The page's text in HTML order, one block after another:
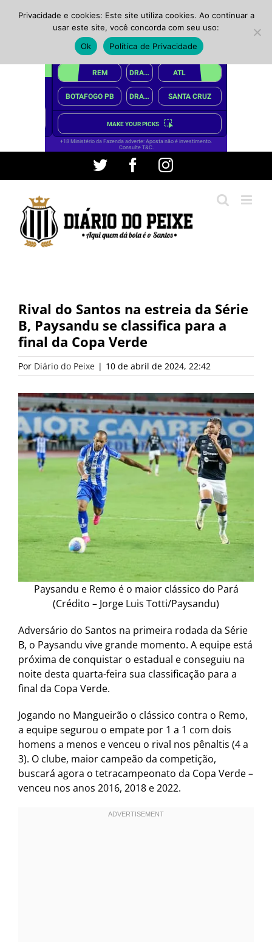
conteúdo
Twitter FacebookInstagram
Rival do Santos na estreia da Série
B, Paysandu se classifica para a
final da Copa Verde
Por Diário do Peixe | 10 de abril de 2024, 22:42
Paysandu e Remo é o maior clássico do Pará
(Crédito – Jorge Luis Totti/Paysandu)
Adversário do Santos na primeira rodada da Série
B, o Paysandu vive grande momento. A equipe está
próxima de conquistar o estadual e conseguiu na
noite desta quarta-feira sua classificação para a
final da Copa Verde.
Jogando no Mangueirão o clássico contra o Remo,
a equipe segurou o empate por 1 a 1 com dois
homens a menos e venceu o rival nos pênaltis (4 a
3). O clube, maior campeão da competição,
buscará agora o tetracampeonato da Copa Verde –
venceu nos anos 2016, 2018 e 2022.
Privacidade e cookies: Este site utiliza cookies. Ao continuar a
usar este site, você concorda com seu uso:
Ok
Política de Privacidade